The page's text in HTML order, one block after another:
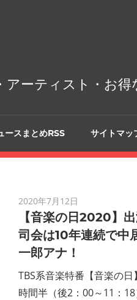
ーティスト・お
ースまとめRSS サイトマッ
2020年7月12日
【音楽の日2020】
司会は10年連続で中
一郎アナ！
TBS系音楽特番【音楽の日
時間半（後2：00～11：